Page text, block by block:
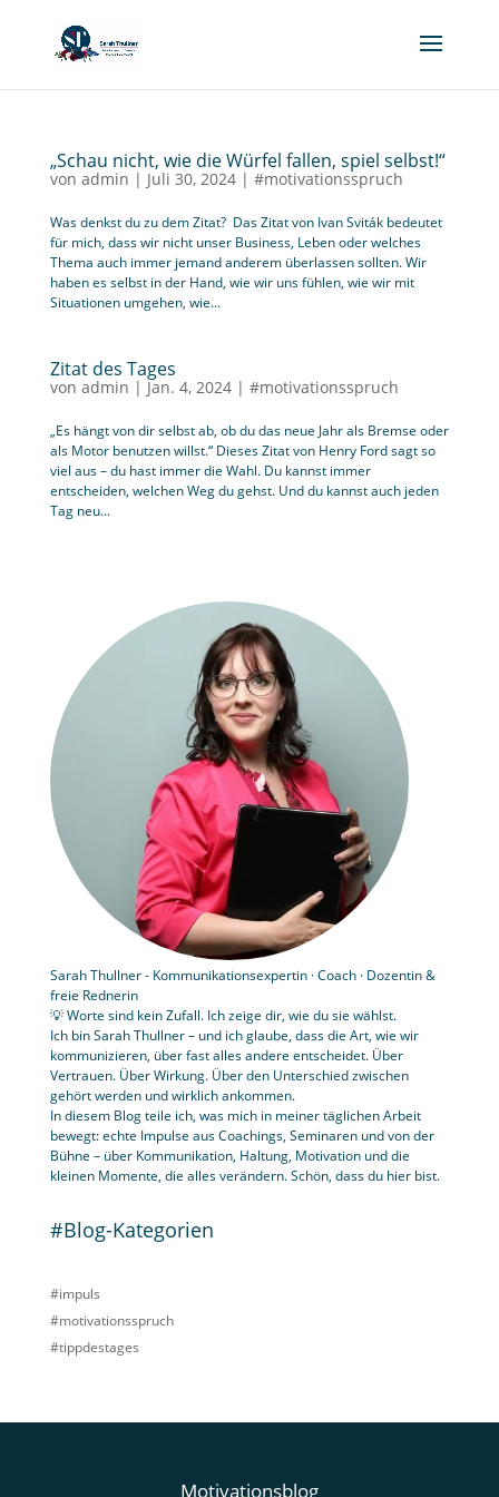
„Schau nicht, wie die Würfel fallen, spiel selbst!“
von admin | Juli 30, 2024| #motivationsspruch
Was denkst du zu dem Zitat? Das Zitat von Ivan Sviták bedeutet
für mich, dass wir nicht unser Business, Leben oder welches
Thema auch immer jemand anderem überlassen sollten. Wir
haben es selbst in der Hand, wie wir uns fühlen, wie wir mit
Situationen umgehen, wie...
Zitat des Tages
von admin | Jan. 4, 2024| #motivationsspruch
„Es hängt von dir selbst ab, ob du das neue Jahr als Bremse oder
als Motor benutzen willst.“ Dieses Zitat von Henry Ford sagt so
viel aus – du hast immer die Wahl. Du kannst immer
entscheiden, welchen Weg du gehst. Und du kannst auch jeden
Tag neu...
Sarah Thullner - Kommunikationsexpertin · Coach · Dozentin &
freie Rednerin
💡 Worte sind kein Zufall. Ich zeige dir, wie du sie wählst.
Ich bin Sarah Thullner – und ich glaube, dass die Art, wie wir
kommunizieren, über fast alles andere entscheidet. Über
Vertrauen. Über Wirkung. Über den Unterschied zwischen
gehört werden und wirklich ankommen.
In diesem Blog teile ich, was mich in meiner täglichen Arbeit
bewegt: echte Impulse aus Coachings, Seminaren und von der
Bühne – über Kommunikation, Haltung, Motivation und die
kleinen Momente, die alles verändern. Schön, dass du hier bist.
#Blog-Kategorien
#impuls
#motivationsspruch
#tippdestages
Motivationsblog